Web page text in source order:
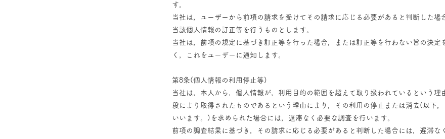
す。
当社は，ユーザーから前項の請求を受けてその請求に応じる必要があると判断した場
当該個人情報の訂正等を行うものとします。
当社は，前項の規定に基づき訂正等を行った場合，または訂正等を行わない旨の決定
く，これをユーザーに通知します。
第8条(個人情報の利用停止等)
当社は，本人から，個人情報が，利用目的の範囲を超えて取り扱われているという理
段により取得されたものであるという理由により，その利用の停止または消去(以下
いいます。)を求められた場合には，遅滞なく必要な調査を行います。
前項の調査結果に基づき，その請求に応じる必要があると判断した場合には，遅滞な